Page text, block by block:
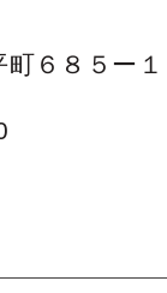
６８５ー１